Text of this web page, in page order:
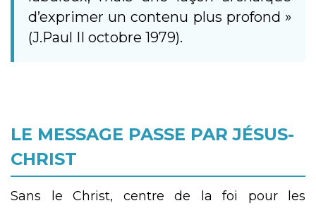
d’exprimer un contenu plus profond »
(J.Paul II octobre 1979).
LE MESSAGE PASSE PAR JÉSUS-
CHRIST
Sans le Christ, centre de la foi pour les